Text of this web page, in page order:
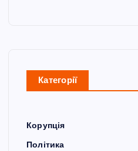
Категорії
Корупція
Політика